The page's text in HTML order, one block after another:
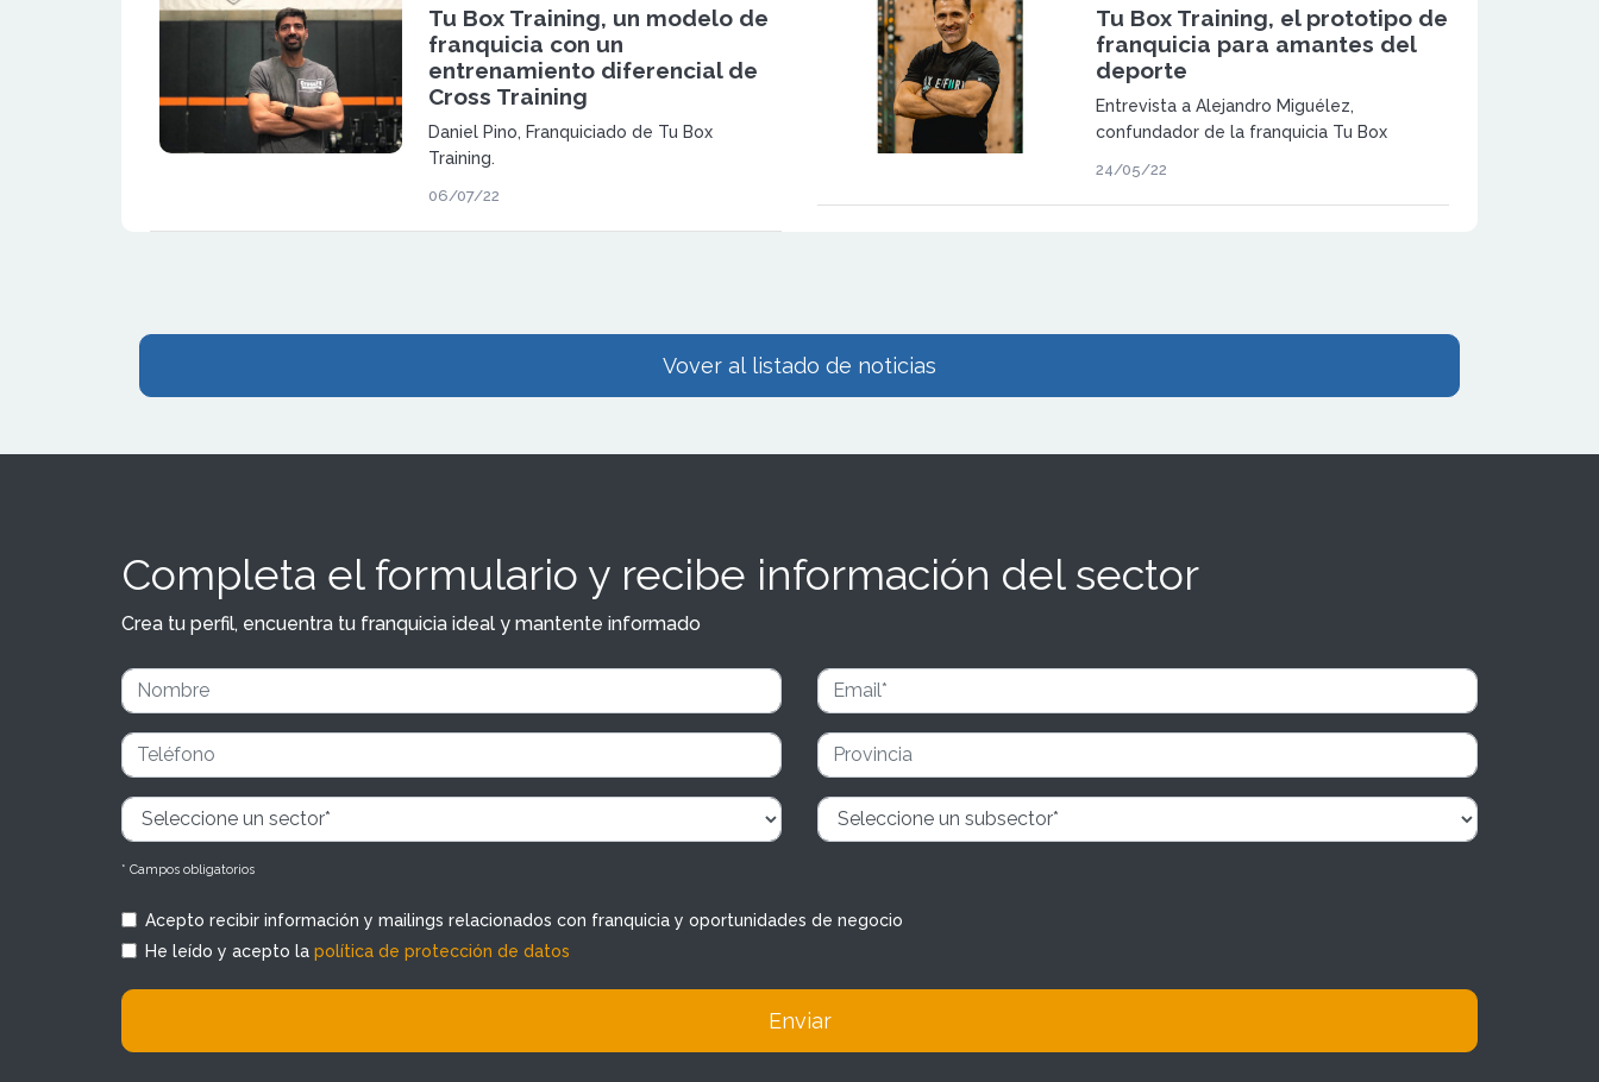
Tu Box Training, un modelo de
franquicia con un
entrenamiento diferencial de
Cross Training
Daniel Pino, Franquiciado de Tu Box
Training.
06/07/22
Tu Box Training, el prototipo de
franquicia para amantes del
deporte
Entrevista a Alejandro Miguélez,
confundador de la franquicia Tu Box
24/05/22
Vover al listado de noticias
Completa el formulario y recibe información del sector
Crea tu perfil, encuentra tu franquicia ideal y mantente informado
* Campos obligatorios
Acepto recibir información y mailings relacionados con franquicia y oportunidades de negocio
He leído y acepto la política de protección de datos
Enviar